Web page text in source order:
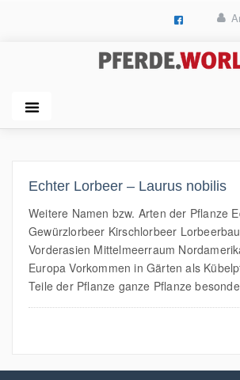
Echter Lorbeer – Laurus nobilis
Weitere Namen bzw. Arten der Pflanze
Gewürzlorbeer Kirschlorbeer
Vorderasien Mittelmeerraum
Europa Vorkommen in Gärten als
Teile der Pflanze ganze Pflanze